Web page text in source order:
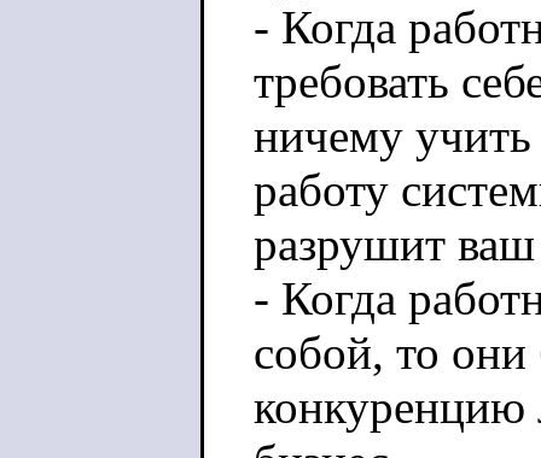
- Когда
требовать
ничему
работу
разрушит ваш
- Когда
собой, то они
конкуренцию